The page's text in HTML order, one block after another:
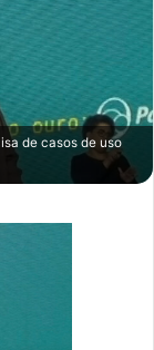
de casos de uso